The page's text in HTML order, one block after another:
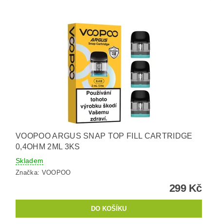
VOOPOO ARGUS SNAP TOP FILL CARTRIDGE
0,4OHM 2ML 3KS
Skladem
Značka: VOOPOO
299 Kč